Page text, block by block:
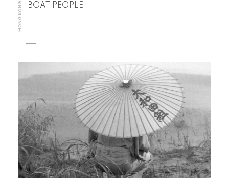
HONG KONG BOAT PEOPLE